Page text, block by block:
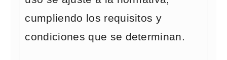
cumpliendo los requisitos y
condiciones que se determinan.